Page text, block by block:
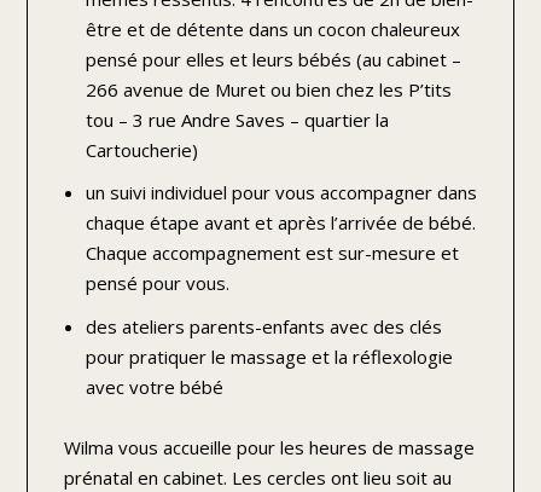
être et de détente dans un cocon chaleureux
pensé pour elles et leurs bébés (au cabinet –
266 avenue de Muret ou bien chez les P’tits
tou – 3 rue Andre Saves – quartier la
Cartoucherie)
un suivi individuel pour vous accompagner dans
chaque étape avant et après l’arrivée de bébé.
Chaque accompagnement est sur-mesure et
pensé pour vous.
des ateliers parents-enfants avec des clés
pour pratiquer le massage et la réflexologie
avec votre bébé
Wilma vous accueille pour les heures demassage
prénatal en cabinet. Les cercles ont lieu soit au